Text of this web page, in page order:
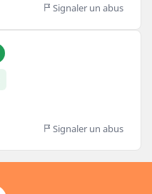
Signaler un abus
Signaler un abus